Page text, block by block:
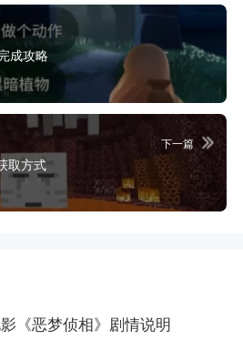
成攻略
下一篇
取方式
《恶梦侦相》剧情说明